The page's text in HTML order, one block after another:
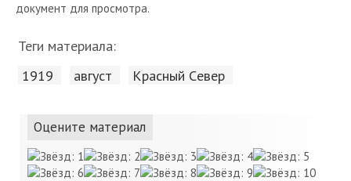
документ для просмотра.
Теги материала:
1919 август Красный Cевер
Оцените материал